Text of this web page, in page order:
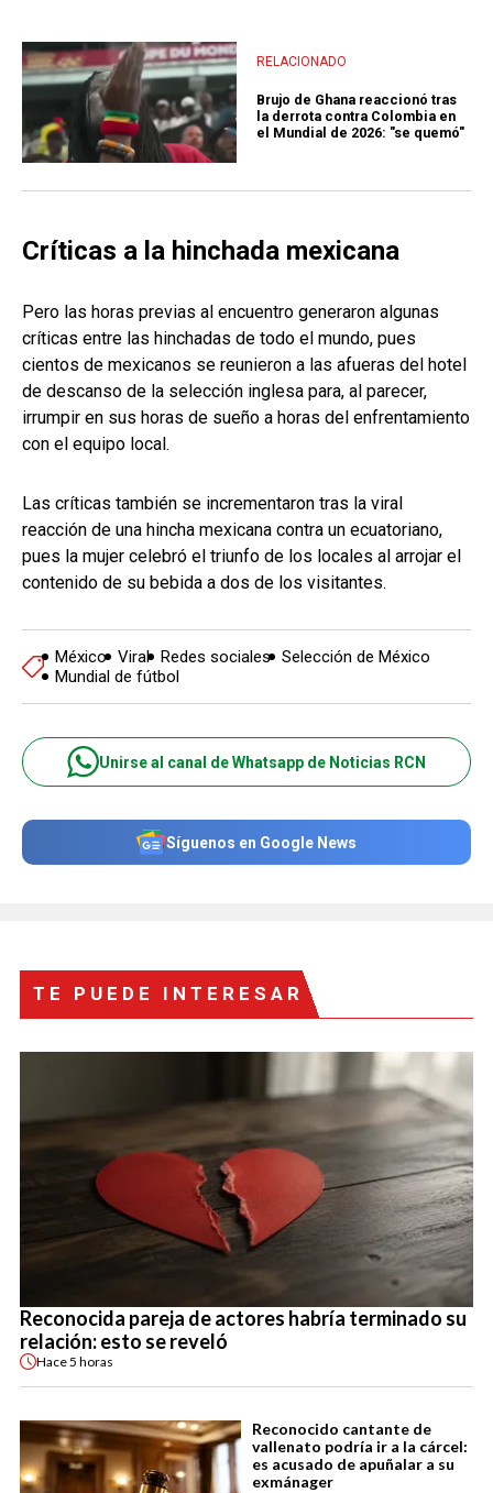
RELACIONADO
Brujo de Ghana reaccionó tras
la derrota contra Colombia en
el Mundial de 2026: "se quemó"
Críticas a la hinchada mexicana
Pero las horas previas al encuentro generaron algunas
críticas entre las hinchadas de todo el mundo, pues
cientos de mexicanos se reunieron a las afueras del hotel
de descanso de la selección inglesa para, al parecer,
irrumpir en sus horas de sueño a horas del enfrentamiento
con el equipo local.
Las críticas también se incrementaron tras la viral
reacción de una hincha mexicana contra un ecuatoriano,
pues la mujer celebró el triunfo de los locales al arrojar el
contenido de su bebida a dos de los visitantes.
México Viral Redes sociales Selección de México
Mundial de fútbol
Unirse al canal de Whatsapp de Noticias RCN
Síguenos en Google News
TE PUEDE INTERESAR
Reconocida pareja de actores habría terminado su
relación: esto se reveló
Hace5 horas
Reconocido cantante de
vallenato podría ir a la cárcel:
es acusado de apuñalar a su
exmánager